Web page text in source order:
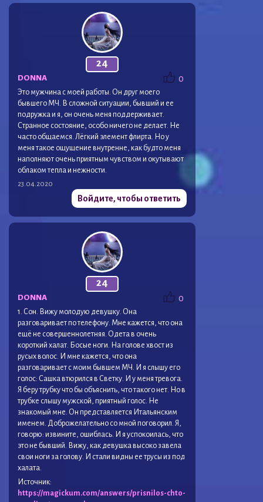
24
0
DONNA
Это мужчина с моей работы. Он друг моего
бывшего МЧ. В сложной ситуации, бывший и ее
подружка и я, он очень меня поддерживает.
Странное состояние, особо ничего не делает. Не
часто общаемся. Лёгкий элемент флирта. Но у
меня такое ощущение внутренне, как будто меня
наполняют очень приятным чувством и окутывают
облаком тепла и нежности.
23.04.2020
Войдите, чтобы ответить
24
0
DONNA
1. Сон. Вижу молодую девушку. Она
разговаривает по телефону. Мне кажется, что она
ещё не совершеннолетняя. Одета в очень
короткий халат. Босые ноги. На голове хвост из
русых волос. И мне кажется, что она
разговаривает с моим бывшем МЧ. И я слышу его
голос: Сашка втюрился в Светку. И у меня тревога.
Я беру трубку что бы объяснить, что такого нет. Но в
трубке слышу мужской, приятный голос. Не
знакомый мне. Он представляется Итальянским
именем. Доброжелательно со мной поговорил. Я,
говорю: извините, ошиблась. И я успокоилась, что
это не бывший. Вижу, как девушка высоко завела
свои ноги за голову. И стали видны ее трусы из под
халата.
Источник:
https://magickum.com/answers/prisnilos-chto-